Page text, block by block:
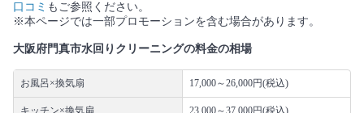
口コミ もご参照ください。
※本ページでは一部プロモーションを含む場合があります。
大阪府門真市水回りクリーニングの料金の相場
お風呂×換気扇 17,000～26,000円(税込)
キッチン×換気扇 23,000～37,000円(税込)